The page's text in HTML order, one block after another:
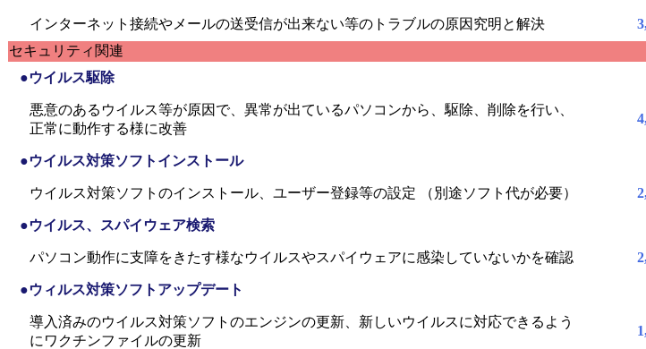
インターネット接続やメールの送受信が出来ない等のトラブルの原因究明と解決
セキュリティ関連
●ウイルス駆除
悪意のあるウイルス等が原因で、異常が出ているパソコンから、駆除、削除を行い、
正常に動作する様に改善
●ウイルス対策ソフトインストール
ウイルス対策ソフトのインストール、ユーザー登録等の設定 （別途ソフト代が必要）
●ウイルス、スパイウェア検索
パソコン動作に支障をきたす様なウイルスやスパイウェアに感染していないかを確認
●ウィルス対策ソフトアップデート
導入済みのウイルス対策ソフトのエンジンの更新、新しいウイルスに対応できるよう
にワクチンファイルの更新